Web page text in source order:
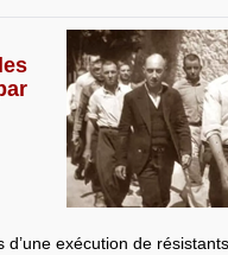
d’une exécution de